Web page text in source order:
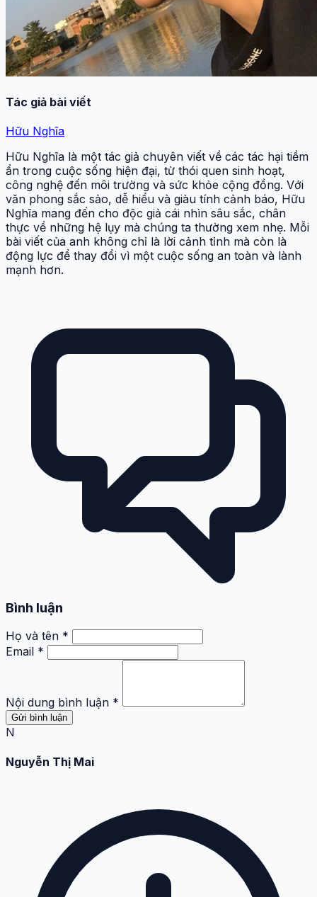
Tác giả bài viết
Hữu Nghĩa
Hữu Nghĩa là một tác giả chuyên viết về các tác hại tiềm
ẩn trong cuộc sống hiện đại, từ thói quen sinh hoạt,
công nghệ đến môi trường và sức khỏe cộng đồng. Với
văn phong sắc sảo, dễ hiểu và giàu tính cảnh báo, Hữu
Nghĩa mang đến cho độc giả cái nhìn sâu sắc, chân
thực về những hệ lụy mà chúng ta thường xem nhẹ. Mỗi
bài viết của anh không chỉ là lời cảnh tỉnh mà còn là
động lực để thay đổi vì một cuộc sống an toàn và lành
mạnh hơn.
Bình luận
Họ và tên *
Email *
Nội dung bình luận *
Gửi bình luận
N
Nguyễn Thị Mai